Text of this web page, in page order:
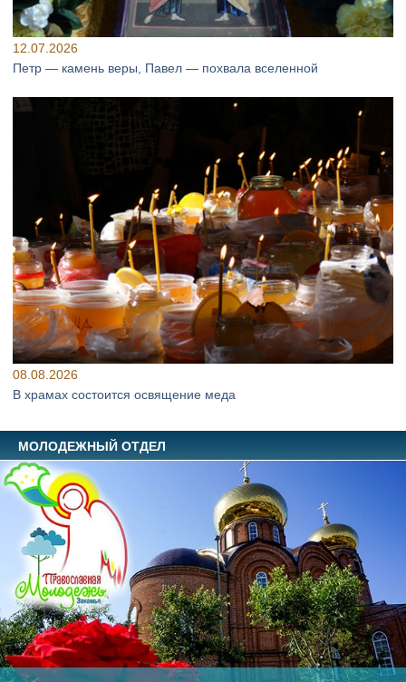
12.07.2026
Петр — камень веры, Павел — похвала вселенной
08.08.2026
В храмах состоится освящение меда
МОЛОДЕЖНЫЙ ОТДЕЛ